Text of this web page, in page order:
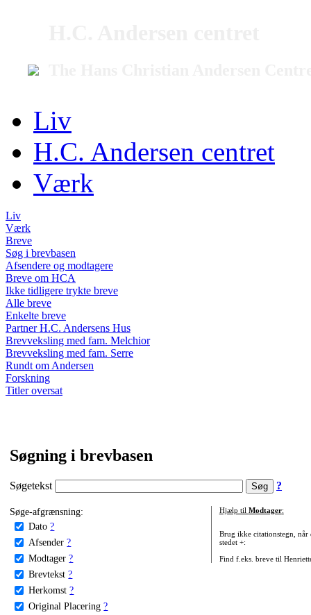
Liv
H.C. Andersen centret
Værk
Liv
Værk
Breve
Søg i brevbasen
Afsendere og modtagere
Breve om HCA
Ikke tidligere trykte breve
Alle breve
Enkelte breve
Partner H.C. Andersens Hus
Brevveksling med fam. Melchior
Brevveksling med fam. Serre
Rundt om Andersen
Forskning
Titler oversat
Søgning i brevbasen
Søgetekst ?
Søge-afgrænsning:
Dato ?
Afsender ?
Modtager ?
Brevtekst ?
Herkomst ?
Original Placering ?
Hjælp til Modtager:
Brug ikke citationstegn, når
stedet +:
Find f.eks. breve til